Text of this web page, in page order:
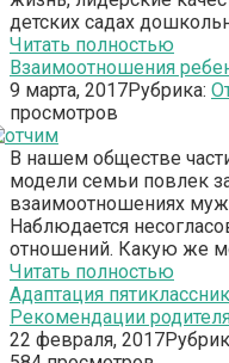
детских садах
Читать полностью
Взаимоотношения
9 марта, 2017Рубрика:
просмотров
В нашем обществе
модели семьи повлек
взаимоотношениях
Наблюдается
отношений. Какую же
Читать полностью
Адаптация
Рекомендации
22 февраля, 2017